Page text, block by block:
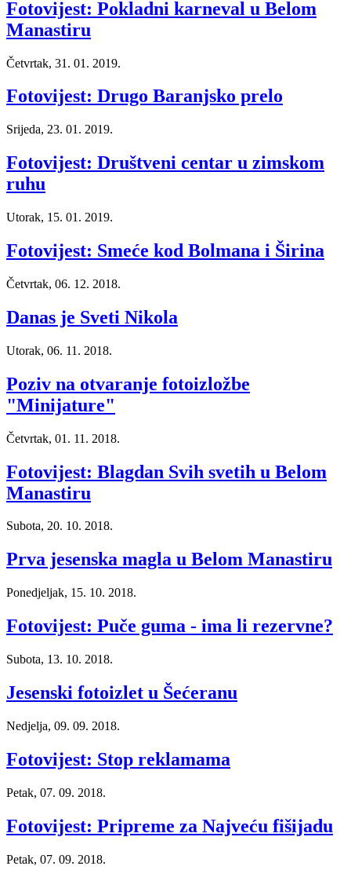
Fotovijest: Pokladni karneval u Belom
Manastiru
Četvrtak, 31. 01. 2019.
Fotovijest: Drugo Baranjsko prelo
Srijeda, 23. 01. 2019.
Fotovijest: Društveni centar u zimskom
ruhu
Utorak, 15. 01. 2019.
Fotovijest: Smeće kod Bolmana i Širina
Četvrtak, 06. 12. 2018.
Danas je Sveti Nikola
Utorak, 06. 11. 2018.
Poziv na otvaranje fotoizložbe
"Minijature"
Četvrtak, 01. 11. 2018.
Fotovijest: Blagdan Svih svetih u Belom
Manastiru
Subota, 20. 10. 2018.
Prva jesenska magla u Belom Manastiru
Ponedjeljak, 15. 10. 2018.
Fotovijest: Puče guma - ima li rezervne?
Subota, 13. 10. 2018.
Jesenski fotoizlet u Šećeranu
Nedjelja, 09. 09. 2018.
Fotovijest: Stop reklamama
Petak, 07. 09. 2018.
Fotovijest: Pripreme za Najveću fišijadu
Petak, 07. 09. 2018.